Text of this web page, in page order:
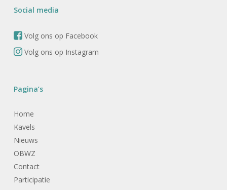
Social media
Volg ons op Facebook
Volg ons op Instagram
Pagina’s
Home
Kavels
Nieuws
OBWZ
Contact
Participatie